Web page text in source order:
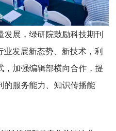
发展，绿研院鼓励科技期刊
业发展新态势、新技术，利
，加强编辑部横向合作，提
的服务能力、知识传播能